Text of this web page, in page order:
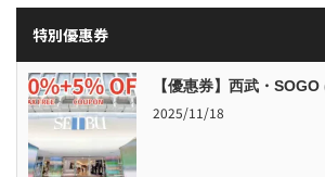
特別優惠券
【優惠券】西武・
2025/11/18